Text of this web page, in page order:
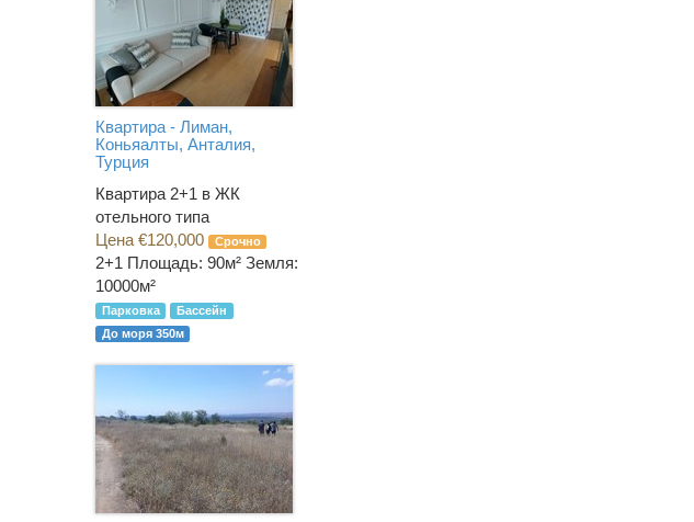
Квартира - Лиман,
Коньяалты, Анталия,
Турция
Квартира 2+1 в ЖК
отельного типа
Цена €120,000
Срочно
2+1 Площадь: 90м² Земля:
10000м²
Парковка
Бассейн
До моря 350м